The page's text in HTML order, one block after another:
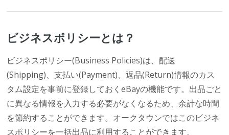
ビジネスポリシーとは？
ビジネスポリシー(Business Policies)は、配送
(Shipping)、支払い(Payment)、返品(Return)情報のカス
タム設定を事前に登録しておくeBayの機能です。出品ごと
に異なる情報を入力する必要がなくなるため、余計な時間
を節約することができます。オークタウンではこのビジネ
スポリシーを一括出品に利用することができます。